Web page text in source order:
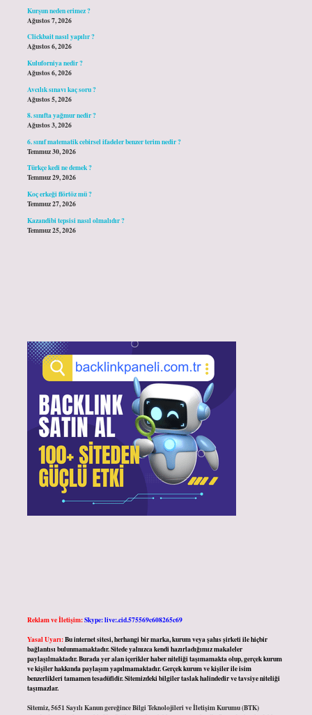
Kurşun neden erimez ?
Ağustos 7, 2026
Clickbait nasıl yapılır ?
Ağustos 6, 2026
Kuluforniya nedir ?
Ağustos 6, 2026
Avcılık sınavı kaç soru ?
Ağustos 5, 2026
8. sınıfta yağmur nedir ?
Ağustos 3, 2026
6. sınıf matematik cebirsel ifadeler benzer terim nedir ?
Temmuz 30, 2026
Türkçe kedi ne demek ?
Temmuz 29, 2026
Koç erkeği flörtöz mü ?
Temmuz 27, 2026
Kazandibi tepsisi nasıl olmalıdır ?
Temmuz 25, 2026
Reklam ve İletişim:Skype: live:.cid.575569c608265c69
Yasal Uyarı:Bu internet sitesi, herhangi bir marka, kurum veya şahıs şirketi ile hiçbir
bağlantısı bulunmamaktadır. Sitede yalnızca kendi hazırladığımız makaleler
paylaşılmaktadır. Burada yer alan içerikler haber niteliği taşımamakta olup, gerçek kurum
ve kişiler hakkında paylaşım yapılmamaktadır. Gerçek kurum ve kişiler ile isim
benzerlikleri tamamen tesadüfidir. Sitemizdeki bilgiler taslak halindedir ve tavsiye niteliği
taşımazlar.
Sitemiz, 5651 Sayılı Kanun gereğince Bilgi Teknolojileri ve İletişim Kurumu (BTK)